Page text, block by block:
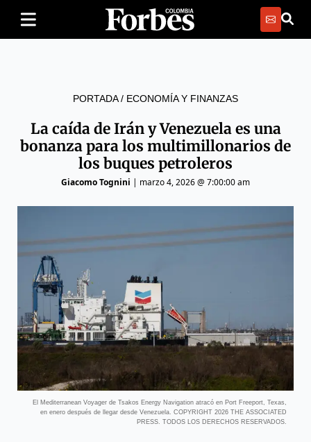
PORTADA/ ECONOMÍA Y FINANZAS
La caída de Irán y Venezuela es una
bonanza para los multimillonarios de
los buques petroleros
Giacomo Tognini | marzo 4, 2026 @ 7:00:00 am
El Mediterranean Voyager de Tsakos Energy Navigation atracó en Port Freeport, Texas,
en enero después de llegar desde Venezuela. COPYRIGHT 2026 THE ASSOCIATED
PRESS. TODOS LOS DERECHOS RESERVADOS.